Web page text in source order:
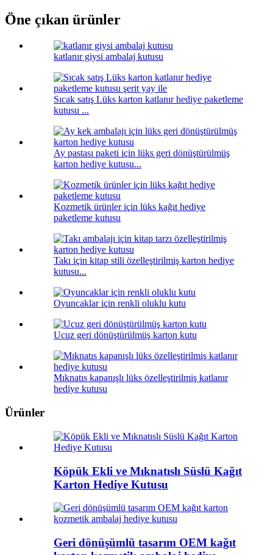
Öne çıkan ürünler
katlanır giysi ambalaj kutusu
Sıcak satış Lüks karton katlanır hediye paketleme
kutusu ...
Ay pastası paketi için lüks geri dönüştürülmüş
karton hediye kutusu...
Kozmetik ürünler için lüks kağıt hediye
paketleme kutusu
Takı için kitap stili özelleştirilmiş karton hediye
kutusu...
Oyuncaklar için renkli oluklu kutu
Ucuz geri dönüştürülmüş karton kutu
Mıknatıs kapanışlı lüks özelleştirilmiş katlanır
hediye kutusu
Ürünler
Köpük Ekli ve Mıknatıslı Süslü Kağıt
Karton Hediye Kutusu
Geri dönüşümlü tasarım OEM kağıt